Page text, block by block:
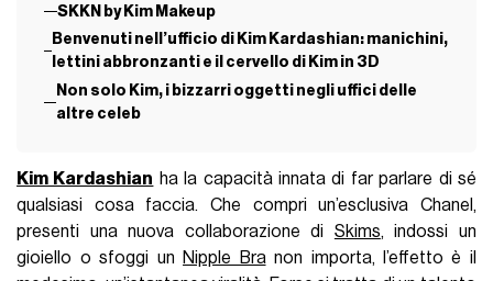
SKKN by Kim Makeup
Benvenuti nell’ufficio di Kim Kardashian: manichini,
lettini abbronzanti e il cervello di Kim in 3D
Non solo Kim, i bizzarri oggetti negli uffici delle
altre celeb
Kim Kardashian ha la capacità innata di far parlare di sé
qualsiasi cosa faccia. Che compri un’esclusiva Chanel,
presenti una nuova collaborazione di Skims, indossi un
gioiello o sfoggi un
Nipple Branon importa, l’effetto è il